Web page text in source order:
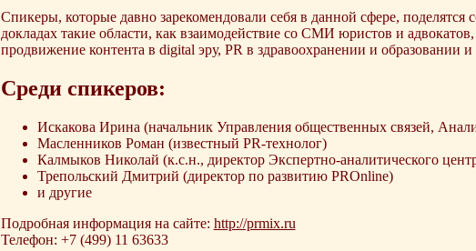
Спикеры, которые давно зарекомендовали себя в данной сфере,
докладах такие области, как взаимодействие со СМИ юристов и адвокатов,
продвижение контента в digital эру, PR в здравоохранении и образовании и
Среди спикеров:
Искакова Ирина (начальник Управления общественных связей,
Масленников Роман (известный PR-технолог)
Калмыков Николай (к.с.н., директор Экспертно-аналитического
Трепольский Дмитрий (директор по развитию PROnline)
и другие
Подробная информация на сайте: http://prmix.ru
Телефон: +7 (499) 11 63633